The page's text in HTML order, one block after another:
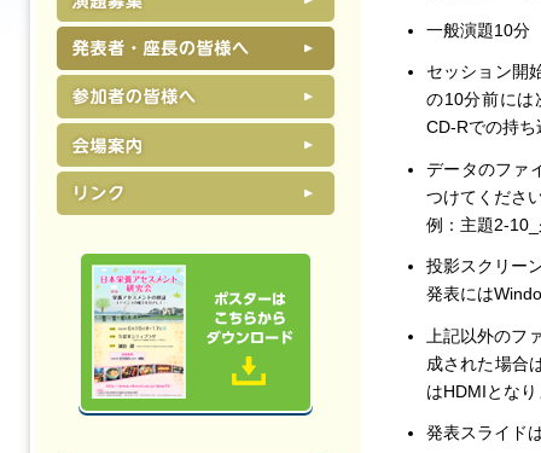
一般演題10分
セッション開
の10分前には
CD-Rでの持
データのファ
つけてくださ
例：主題2-
投影スクリー
発表には
上記以外のフ
成された場合
はHDMIとな
発表スライド